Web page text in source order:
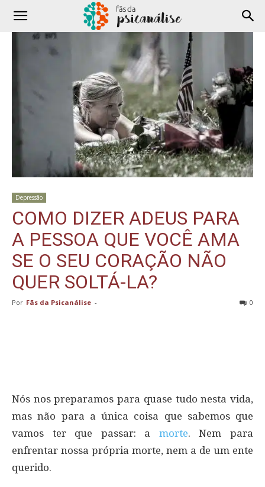
Depressão
COMO DIZER ADEUS PARA
A PESSOA QUE VOCÊ AMA
SE O SEU CORAÇÃO NÃO
QUER SOLTÁ-LA?
Por Fãs da Psicanálise - 0
Nós nos preparamos para quase tudo nesta vida,
mas não para a única coisa que sabemos que
vamos ter que passar: a morte. Nem para
enfrentar nossa própria morte, nem a de um ente
querido.